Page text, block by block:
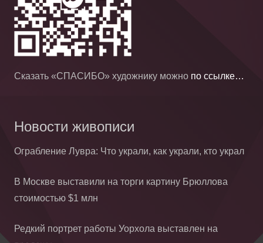
Сказать «СПАСИБО» художнику можно по ссылке…
Новости живописи
Ограбление Лувра: Что украли, как украли, кто украл
В Москве выставили на торги картину Брюллова
стоимостью $1 млн
Редкий портрет работы Уорхола выставлен на